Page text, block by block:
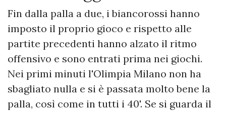
Fin dalla palla a due, i biancorossi hanno
imposto il proprio gioco e rispetto alle
partite precedenti hanno alzato il ritmo
offensivo e sono entrati prima nei giochi.
Nei primi minuti l'Olimpia Milano non ha
sbagliato nulla e si è passata molto bene la
palla, così come in tutti i 40'. Se si guarda il